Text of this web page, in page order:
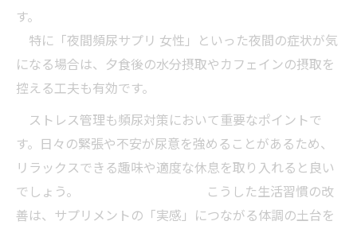
サプリメントと水分管理で夜間頻尿を防ぐ
頻尿サプリメントと就寝前の行動見直し
頻尿サプリメントで実感しやすくなる生活習慣
とは
頻尿サプリメントとカフェイン制限の関係
す。
特に「夜間頻尿サプリ 女性」といった夜間の症状が気
になる場合は、夕食後の水分摂取やカフェインの摂取を
控える工夫も有効です。
ストレス管理も頻尿対策において重要なポイントで
す。日々の緊張や不安が尿意を強めることがあるため、
リラックスできる趣味や適度な休息を取り入れると良い
でしょう。 こうした生活習慣の改
善は、サプリメントの「実感」につながる体調の土台を